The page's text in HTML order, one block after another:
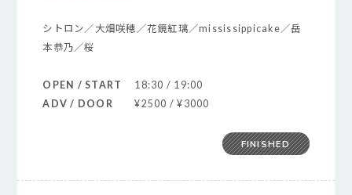
シトロン／大畑咲穂／花鏡紅璃／mississippicake／岳
本恭乃／桜
OPEN / START
18:30 / 19:00
ADV / DOOR
¥2500 / ¥3000
FINISHED